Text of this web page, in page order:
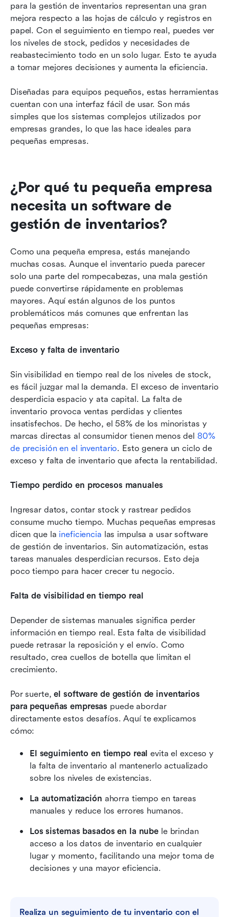
para la gestión de inventarios representan una gran
mejora respecto a las hojas de cálculo y registros en
papel. Con el seguimiento en tiempo real, puedes ver
los niveles de stock, pedidos y necesidades de
reabastecimiento todo en un solo lugar. Esto te ayuda
a tomar mejores decisiones y aumenta la eficiencia.
Diseñadas para equipos pequeños, estas herramientas
cuentan con una interfaz fácil de usar. Son más
simples que los sistemas complejos utilizados por
empresas grandes, lo que las hace ideales para
pequeñas empresas.
¿Por qué tu pequeña empresa
necesita un software de
gestión de inventarios?
Como una pequeña empresa, estás manejando
muchas cosas. Aunque el inventario pueda parecer
solo una parte del rompecabezas, una mala gestión
puede convertirse rápidamente en problemas
mayores. Aquí están algunos de los puntos
problemáticos más comunes que enfrentan las
pequeñas empresas:
Exceso y falta de inventario
Sin visibilidad en tiempo real de los niveles de stock,
es fácil juzgar mal la demanda. El exceso de inventario
desperdicia espacio y ata capital. La falta de
inventario provoca ventas perdidas y clientes
insatisfechos. De hecho, el 58% de los minoristas y
marcas directas al consumidor tienen menos del 80%
de precisión en el inventario. Esto genera un ciclo de
exceso y falta de inventario que afecta la rentabilidad.
Tiempo perdido en procesos manuales
Ingresar datos, contar stock y rastrear pedidos
consume mucho tiempo. Muchas pequeñas empresas
dicen que la ineficiencia las impulsa a usar software
de gestión de inventarios. Sin automatización, estas
tareas manuales desperdician recursos. Esto deja
poco tiempo para hacer crecer tu negocio.
Falta de visibilidad en tiempo real
Depender de sistemas manuales significa perder
información en tiempo real. Esta falta de visibilidad
puede retrasar la reposición y el envío. Como
resultado, crea cuellos de botella que limitan el
crecimiento.
Por suerte, el software de gestión de inventarios
para pequeñas empresas puede abordar
directamente estos desafíos. Aquí te explicamos
cómo:
El seguimiento en tiempo real evita el exceso y
la falta de inventario al mantenerlo actualizado
sobre los niveles de existencias.
La automatización ahorra tiempo en tareas
manuales y reduce los errores humanos.
Los sistemas basados en la nube le brindan
acceso a los datos de inventario en cualquier
lugar y momento, facilitando una mejor toma de
decisiones y una mayor eficiencia.
Realiza un seguimiento de tu inventario con el